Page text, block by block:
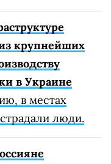
крупнейших
в Украине
в местах
люди.